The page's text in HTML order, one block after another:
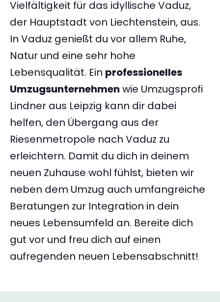
Vielfältigkeit für das idyllische Vaduz,
der Hauptstadt von Liechtenstein, aus.
In Vaduz genießt du vor allem Ruhe,
Natur und eine sehr hohe
Lebensqualität. Ein professionelles
Umzugsunternehmen wie Umzugsprofi
Lindner aus Leipzig kann dir dabei
helfen, den Übergang aus der
Riesenmetropole nach Vaduz zu
erleichtern. Damit du dich in deinem
neuen Zuhause wohl fühlst, bieten wir
neben dem Umzug auch umfangreiche
Beratungen zur Integration in dein
neues Lebensumfeld an. Bereite dich
gut vor und freu dich auf einen
aufregenden neuen Lebensabschnitt!